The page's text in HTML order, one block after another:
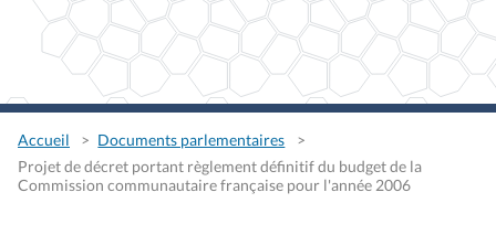
Accueil
Documents parlementaires
Projet de décret portant règlement définitif du budget de la
Commission communautaire française pour l'année 2006